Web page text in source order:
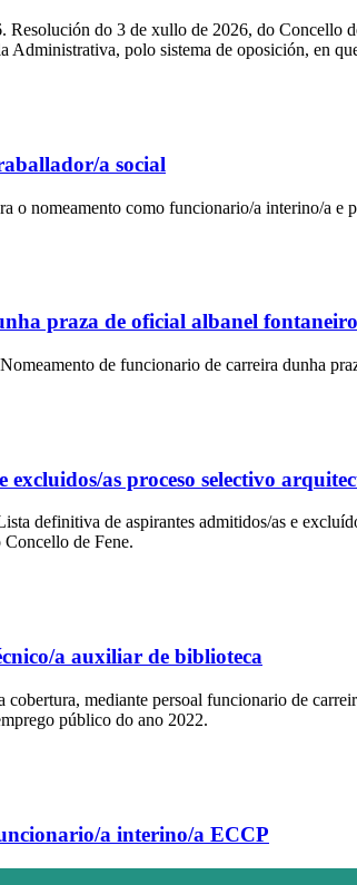
do 3 de xullo de 2026, do Concello
Administrativa, polo sistema de oposición, en
a social
o nomeamento como funcionario/a interino/a e
praza de oficial albanel fontaneiro
de funcionario de carreira dunha
as proceso selectivo
definitiva de aspirantes admitidos/as e
de Fene.
a auxiliar de biblioteca
mediante persoal funcionario de
público do ano 2022.
a interino/a ECCP
como funcionario/a interino/a de postos/